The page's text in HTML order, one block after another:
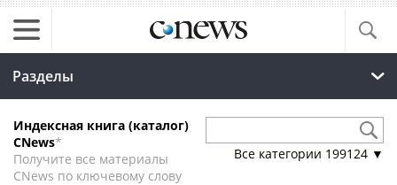
Разделы
Индексная книга (каталог)
CNews*
Получите все материалы
CNews по ключевому слову
Все категории 199124 ▼